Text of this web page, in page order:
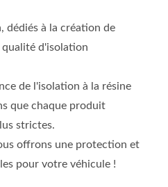
dédiés à la création de
qualité d'isolation
de l'isolation à la résine
que chaque produit
strictes.
offrons une protection et
pour votre véhicule !